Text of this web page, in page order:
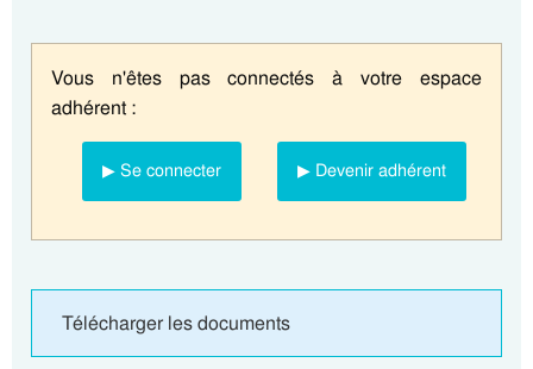
Vous n'êtes pas connectés à votre espace
adhérent :
▶ Se connecter ▶ Devenir adhérent
Télécharger les documents